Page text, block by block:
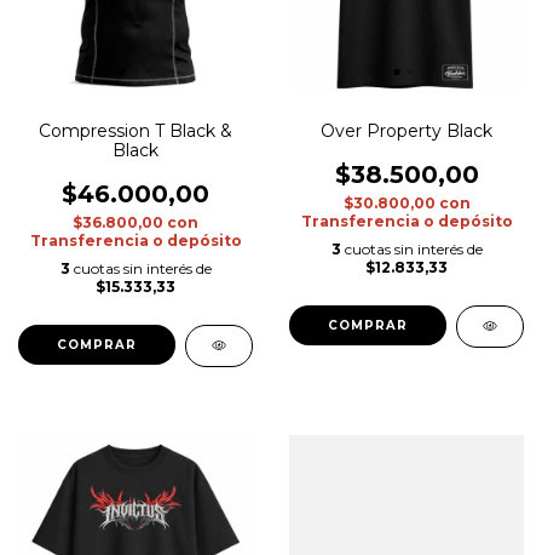
Compression T Black &
Black
$46.000,00
$36.800,00 con
Transferencia o depósito
3 cuotas sin interés de
$15.333,33
COMPRAR
Over Property Black
$38.500,00
$30.800,00 con
Transferencia o depósito
3 cuotas sin interés de
$12.833,33
COMPRAR